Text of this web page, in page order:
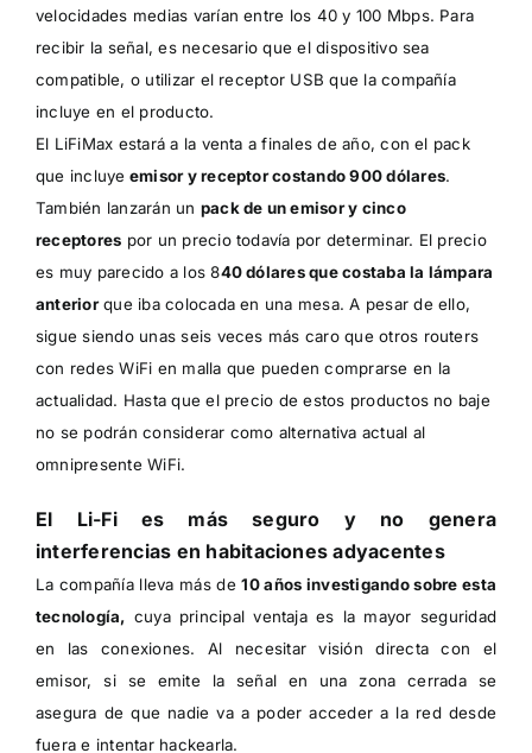
velocidades medias varían entre los 40 y 100 Mbps. Para
recibir la señal, es necesario que el dispositivo sea
compatible, o utilizar el receptor USB que la compañía
incluye en el producto.
El LiFiMax estará a la venta a finales de año, con el pack
que incluye emisor y receptor costando 900 dólares.
También lanzarán un pack de un emisor y cinco
receptores por un precio todavía por determinar. El precio
es muy parecido a los 840 dólares que costaba la lámpara
anteriorque iba colocada en una mesa. A pesar de ello,
sigue siendo unas seis veces más caro que otros routers
con redes WiFi en malla que pueden comprarse en la
actualidad. Hasta que el precio de estos productos no baje
no se podrán considerar como alternativa actual al
omnipresente WiFi.
El Li-Fi es más seguro y no genera
interferencias en habitaciones adyacentes
La compañía lleva más de10 años investigando sobre esta
tecnología, cuya principal ventaja es la mayor seguridad
en las conexiones. Al necesitar visión directa con el
emisor, si se emite la señal en una zona cerrada se
asegura de que nadie va a poder acceder a la red desde
fuera e intentar hackearla.